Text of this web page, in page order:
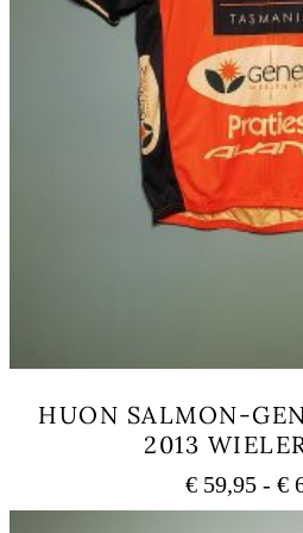
HUON SALMON-
2013
€59,95 - €